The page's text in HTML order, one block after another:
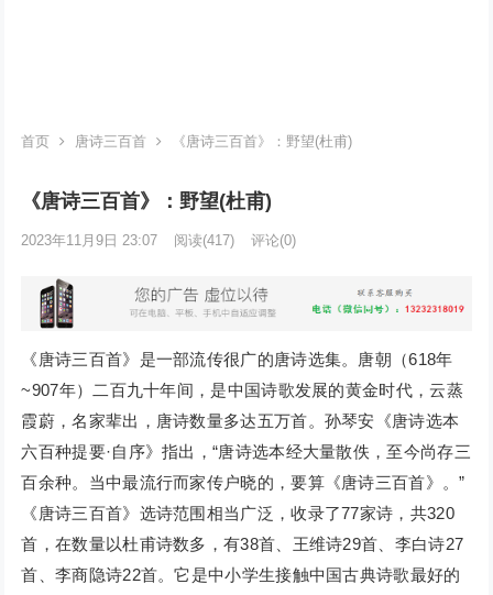
首页 唐诗三百首 《唐诗三百首》：野望(杜甫)
《唐诗三百首》：野望(杜甫)
2023年11月9日 23:07 阅读(417) 评论(0)
《唐诗三百首》是一部流传很广的唐诗选集。唐朝（618年
~907年）二百九十年间，是中国诗歌发展的黄金时代，云蒸
霞蔚，名家辈出，唐诗数量多达五万首。孙琴安《唐诗选本
六百种提要·自序》指出，“唐诗选本经大量散佚，至今尚存三
百余种。当中最流行而家传户晓的，要算《唐诗三百首》。”
《唐诗三百首》选诗范围相当广泛，收录了77家诗，共320
首，在数量以杜甫诗数多，有38首、王维诗29首、李白诗27
首、李商隐诗22首。它是中小学生接触中国古典诗歌最好的